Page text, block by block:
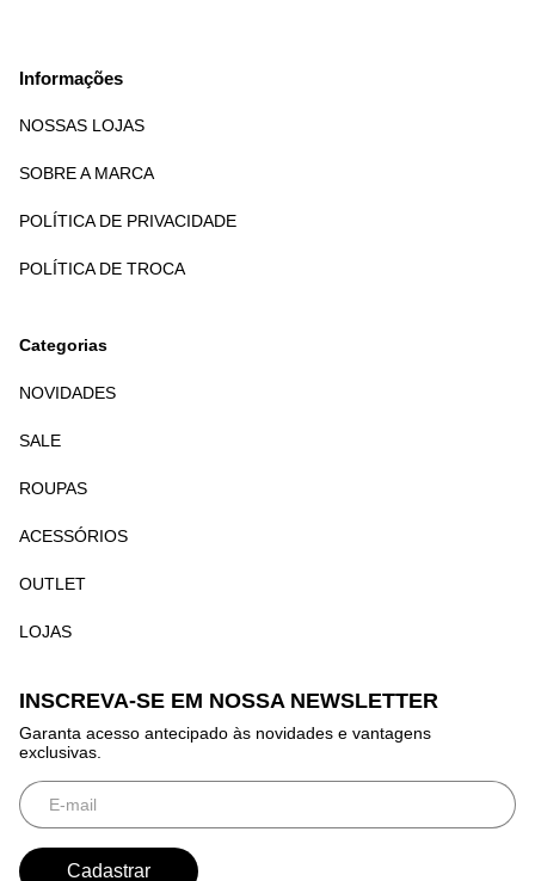
Informações
NOSSAS LOJAS
SOBRE A MARCA
POLÍTICA DE PRIVACIDADE
POLÍTICA DE TROCA
Categorias
NOVIDADES
SALE
ROUPAS
ACESSÓRIOS
OUTLET
LOJAS
INSCREVA-SE EM NOSSA NEWSLETTER
Garanta acesso antecipado às novidades e vantagens
exclusivas.